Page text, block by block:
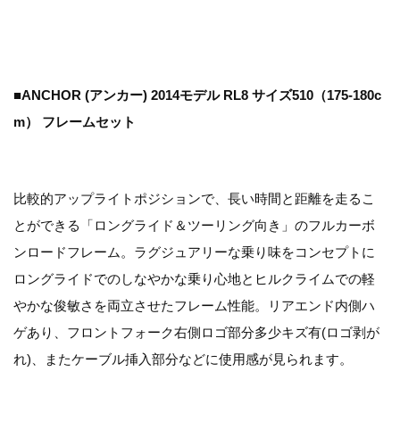
■ANCHOR (アンカー) 2014モデル RL8 サイズ510（175-180c
m） フレームセット
比較的アップライトポジションで、長い時間と距離を走るこ
とができる「ロングライド＆ツーリング向き」のフルカーボ
ンロードフレーム。ラグジュアリーな乗り味をコンセプトに
ロングライドでのしなやかな乗り心地とヒルクライムでの軽
やかな俊敏さを両立させたフレーム性能。リアエンド内側ハ
ゲあり、フロントフォーク右側ロゴ部分多少キズ有(ロゴ剥が
れ)、またケーブル挿入部分などに使用感が見られます。